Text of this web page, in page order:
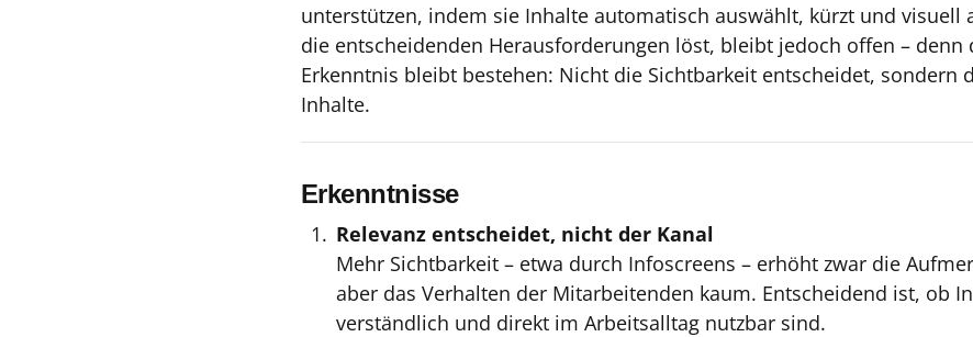
unterstützen, indem sie Inhalte automatisch auswählt, kürzt und visuell
die entscheidenden Herausforderungen löst, bleibt jedoch offen – denn
Erkenntnis bleibt bestehen: Nicht die Sichtbarkeit entscheidet, sondern
Inhalte.
Erkenntnisse
Relevanz entscheidet, nicht der Kanal
Mehr Sichtbarkeit – etwa durch Infoscreens – erhöht zwar die
aber das Verhalten der Mitarbeitenden kaum. Entscheidend ist, ob
verständlich und direkt im Arbeitsalltag nutzbar sind.